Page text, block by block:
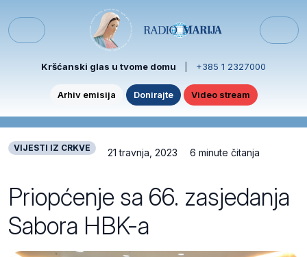
Menu
Kršćanski glas u tvome domu +385 1 2327000
Arhiv emisija Donirajte Video stream
VIJESTI IZ CRKVE 21 travnja, 2023 6 minute čitanja
Priopćenje sa 66. zasjedanja
Sabora HBK-a